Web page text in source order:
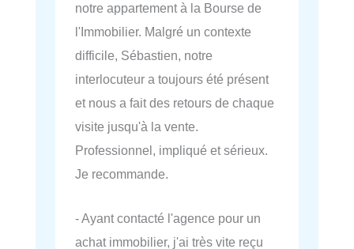
notre appartement à la Bourse de
l'Immobilier. Malgré un contexte
difficile, Sébastien, notre
interlocuteur a toujours été présent
et nous a fait des retours de chaque
visite jusqu'à la vente.
Professionnel, impliqué et sérieux.
Je recommande.
- Ayant contacté l'agence pour un
achat immobilier, j'ai très vite reçu